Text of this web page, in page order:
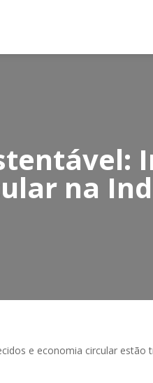
na
e economia circular